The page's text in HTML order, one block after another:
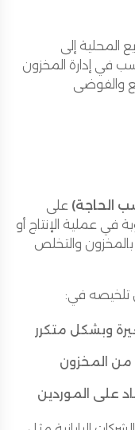
المحلية إلى
في إدارة المخزون
والفوضى
على
في عملية الإنتاج أو
بالمخزون والتخلص
تلخيصه في:
وبشكل متكرر
المخزون
على الموردين